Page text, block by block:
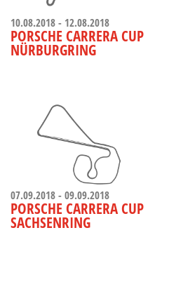
10.08.2018 - 12.08.2018
PORSCHE CARRERA CUP
NÜRBURGRING
07.09.2018 - 09.09.2018
PORSCHE CARRERA CUP
SACHSENRING